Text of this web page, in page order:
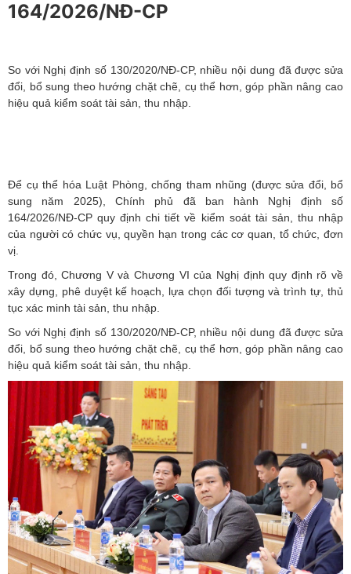
164/2026/NĐ-CP
So với Nghị định số 130/2020/NĐ-CP, nhiều nội dung đã được sửa
đổi, bổ sung theo hướng chặt chẽ, cụ thể hơn, góp phần nâng cao
hiệu quả kiểm soát tài sản, thu nhập.
Để cụ thể hóa Luật Phòng, chống tham nhũng (được sửa đổi, bổ
sung năm 2025), Chính phủ đã ban hành Nghị định số
164/2026/NĐ-CP quy định chi tiết về kiểm soát tài sản, thu nhập
của người có chức vụ, quyền hạn trong các cơ quan, tổ chức, đơn
vị.
Trong đó, Chương V và Chương VI của Nghị định quy định rõ về
xây dựng, phê duyệt kế hoạch, lựa chọn đối tượng và trình tự, thủ
tục xác minh tài sản, thu nhập.
So với Nghị định số 130/2020/NĐ-CP, nhiều nội dung đã được sửa
đổi, bổ sung theo hướng chặt chẽ, cụ thể hơn, góp phần nâng cao
hiệu quả kiểm soát tài sản, thu nhập.